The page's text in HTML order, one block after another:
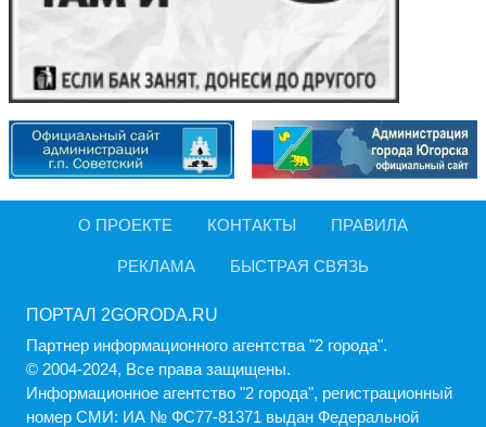
О ПРОЕКТЕ КОНТАКТЫ ПРАВИЛА
РЕКЛАМА БЫСТРАЯ СВЯЗЬ
ПОРТАЛ 2GORODA.RU
Партнер информационного агентства "2 города".
© 2004-2024, Все права защищены.
Информационное агентство "2 города", регистрационный
номер СМИ: ИА № ФС77-81371 выдан Федеральной